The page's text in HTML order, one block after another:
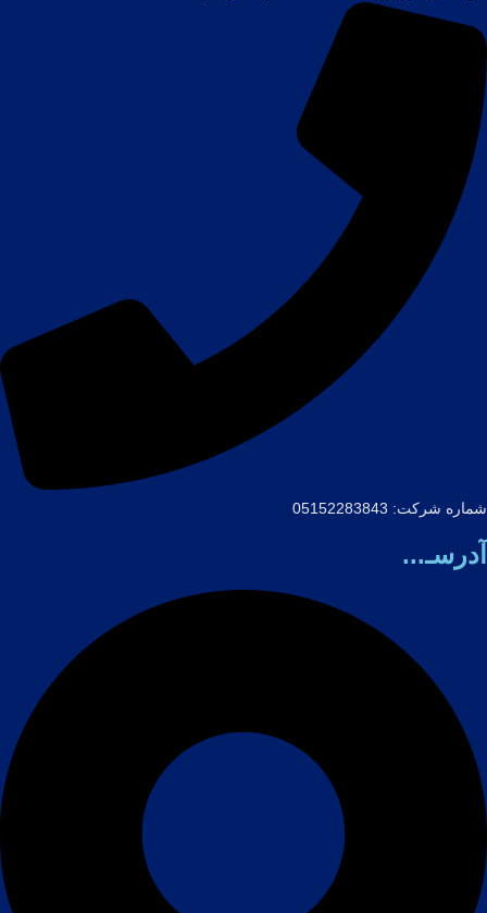
شماره شرکت: 05152283843
آدرسـ...